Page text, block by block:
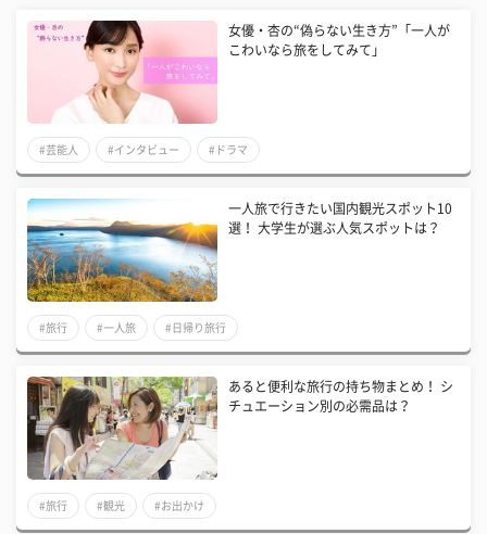
女優・杏の“偽らない生き方”「一人が
こわいなら旅をしてみて」
#芸能人 #インタビュー #ドラマ
一人旅で行きたい国内観光スポット10
選！ 大学生が選ぶ人気スポットは？
#旅行 #一人旅 #日帰り旅行
あると便利な旅行の持ち物まとめ！ シ
チュエーション別の必需品は？
#旅行 #観光 #お出かけ